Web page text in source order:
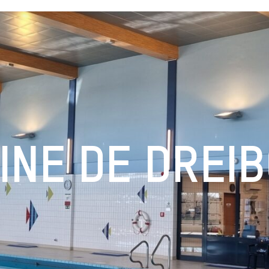
DE